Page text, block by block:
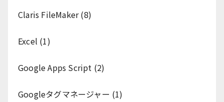
Claris FileMaker(8)
Excel (1)
Google Apps Script (2)
Googleタグマネージャー (1)